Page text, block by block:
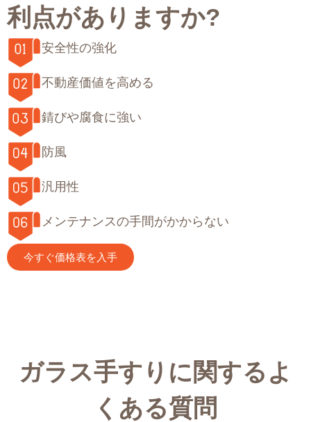
利点がありますか?
安全性の強化
不動産価値を高める
錆びや腐食に強い
防風
汎用性
メンテナンスの手間がかからない
今すぐ価格表を入手
ガラス手すりに関するよ
くある質問